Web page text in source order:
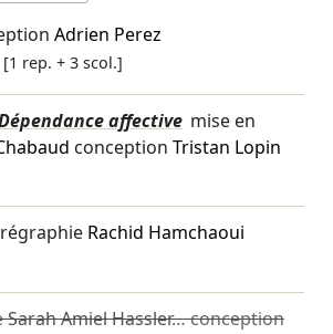
Adrien Perez
[1 rep. + 3 scol.]
affective mise en
conception Tristan Lopin
Rachid Hamchaoui
Sarah Amiel Hassler… conception